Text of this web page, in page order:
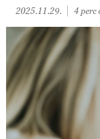
2025.11.29. 4 perc